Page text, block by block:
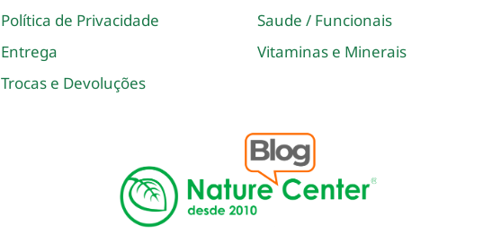
Política de Privacidade
Entrega
Trocas e Devoluções
Saude / Funcionais
Vitaminas e Minerais